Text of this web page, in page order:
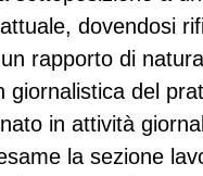
dovendosi
rapporto di
giornalistica del
in attività
la sezione